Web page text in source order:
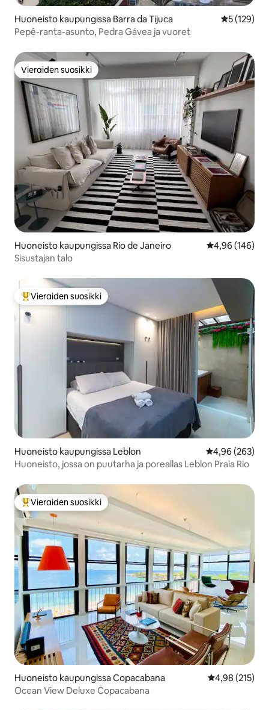
Huoneisto kaupungissa Barra da Tijuca
5 (129)
Pepê-ranta-asunto, Pedra Gávea ja vuoret
Vieraiden suosikki
Vieraiden suosikki
Huoneisto kaupungissa Rio de Janeiro
4,96 (146)
Sisustajan talo
Vieraiden suosikkien parhaimmistoa
Vieraiden suosikki
Huoneisto kaupungissa Leblon
4,96 (263)
Huoneisto, jossa on puutarha ja poreallas Leblon Praia Rio
Vieraiden suosikkien parhaimmistoa
Vieraiden suosikki
Huoneisto kaupungissa Copacabana
4,98 (215)
Ocean View Deluxe Copacabana